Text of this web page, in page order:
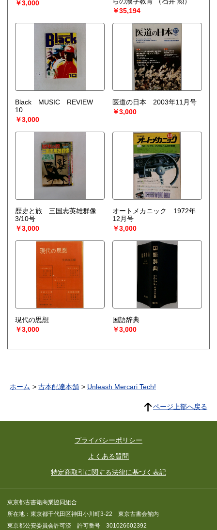
￥3,000
￥35,194
Black MUSIC REVIEW
10
￥3,000
医道の日本 2003年11月号
￥3,000
歴史と旅 三国志英雄群像
3/10号
￥3,000
オートメカニック 1972年
12月号
￥3,000
現代の思想
￥3,000
国語辞典
￥3,000
ホーム 古本配達本舗 Unleash Mercari Tech!
ページ上部へ戻る
プライバシーポリシー
よくある質問
特定商取引に関する法律に基づく表記
東京都古書籍商業協同組合
所在地：東京都千代田区神田小川町3-22 東京古書会館内
東京都公安委員会許可済 許可番号 301026602392